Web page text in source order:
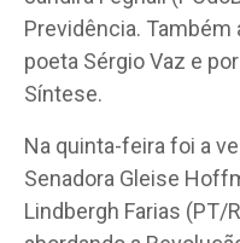
Previdência.
poeta Sérgio Vaz e
Síntese.
Na quinta-feira foi a
Senadora Gleise
Lindbergh Farias (PT/